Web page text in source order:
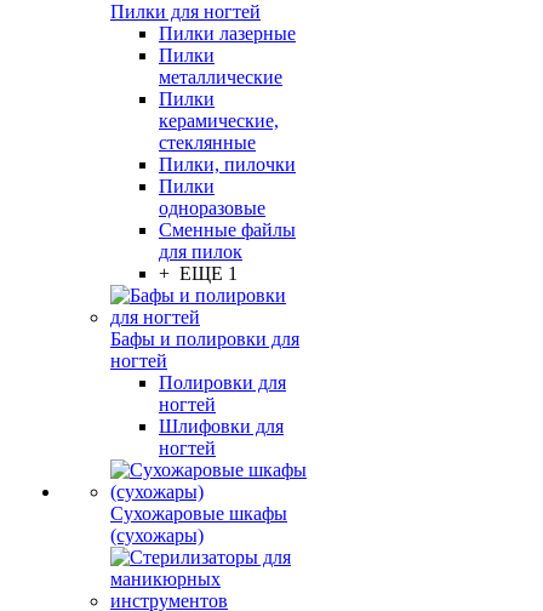
Пилки для ногтей
Пилки лазерные
Пилки
металлические
Пилки
керамические,
стеклянные
Пилки, пилочки
Пилки
одноразовые
Сменные файлы
для пилок
+ ЕЩЕ 1
Бафы и полировки для
ногтей
Полировки для
ногтей
Шлифовки для
ногтей
Сухожаровые шкафы
(сухожары)